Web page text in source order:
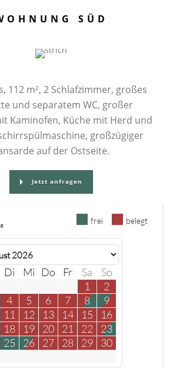
SÜD
112 m², 2 Schlafzimmer, großes
und separatem WC, großer
Kaminofen, Küche mit Herd und
großzügiger
auf der Ostseite.
Jetzt anfragen
frei belegt
Di Mi Do Fr Sa
So
1
2
4 5 6 7 8
9
11 12 13 14 15
16
18 19 20 21 22
23
25 26 27 28 29
30